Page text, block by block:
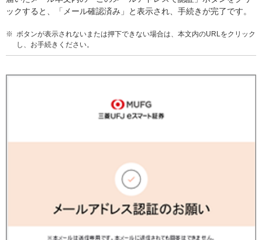
ックすると、「メール確認済み」と表示され、手続きが完了です。
※ ボタンが表示されないまたは押下できない場合は、本文内のURLをクリック
し、お手続きください。